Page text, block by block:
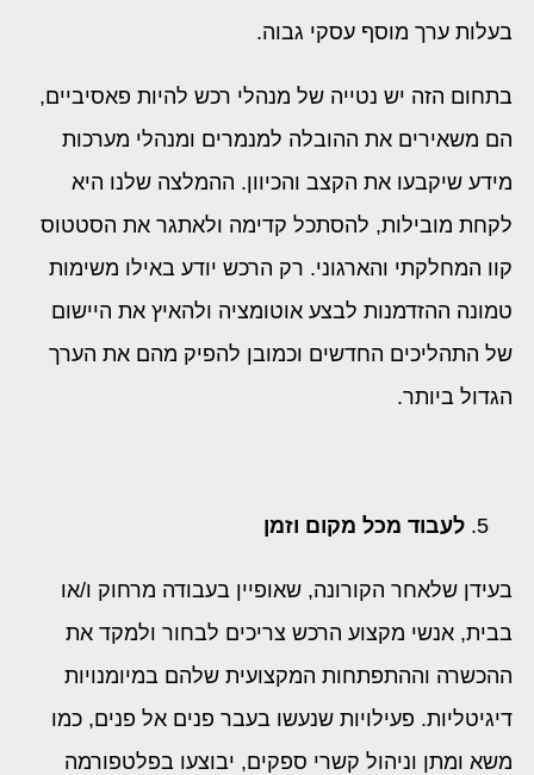
בעלות ערך מוסף עסקי גבוה.
בתחום הזה יש נטייה של מנהלי רכש להיות פאסיביים,
הם משאירים את ההובלה למנמרים ומנהלי מערכות
מידע שיקבעו את הקצב והכיוון. ההמלצה שלנו היא
לקחת מובילות, להסתכל קדימה ולאתגר את הסטטוס
קוו המחלקתי והארגוני. רק הרכש יודע באילו משימות
טמונה ההזדמנות לבצע אוטומציה ולהאיץ את היישום
של התהליכים החדשים וכמובן להפיק מהם את הערך
הגדול ביותר.
לעבוד מכל מקום וזמן
בעידן שלאחר הקורונה, שאופיין בעבודה מרחוק ו/או
בבית, אנשי מקצוע הרכש צריכים לבחור ולמקד את
ההכשרה וההתפתחות המקצועית שלהם במיומנויות
דיגיטליות. פעילויות שנעשו בעבר פנים אל פנים, כמו
משא ומתן וניהול קשרי ספקים, יבוצעו בפלטפורמה